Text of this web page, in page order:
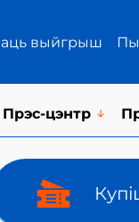
выйгрыш
Прэс-цэнтр